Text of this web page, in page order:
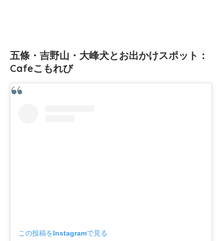
五條・吉野山・大峰犬とお出かけスポット：
Cafeこもれび
この投稿をInstagramで見る